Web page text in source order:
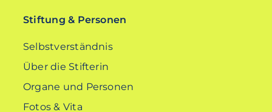
Stiftung & Personen
Selbstverständnis
Über die Stifterin
Organe und Personen
Fotos & Vita